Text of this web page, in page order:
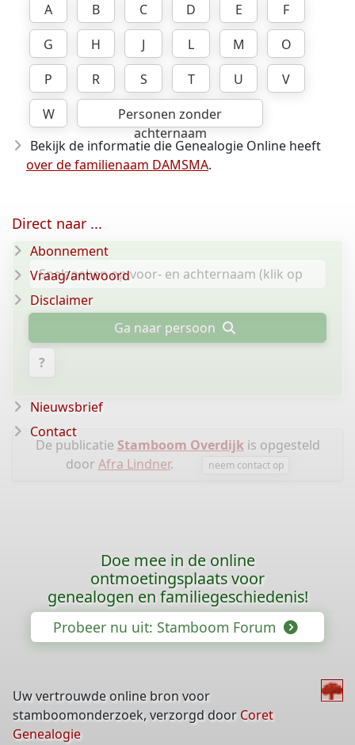
A
B C D E
F
G
H J L M
O
P
R S T U
V
W
Personen zonder
achternaam
Bekijk de informatie die Genealogie Online heeft
over de familienaam DAMSMA.
Ga naar persoon
?
De publicatie Stamboom Overdijkis opgesteld
door Afra Lindner. neem contact op
Direct naar ...
Abonnement
Vraag/antwoord
Disclaimer
Nieuwsbrief
Contact
Doe mee in de online
ontmoetingsplaats voor
genealogen en familiegeschiedenis!
Probeer nu uit: Stamboom Forum
Uw vertrouwde online bron voor
stamboomonderzoek, verzorgd door Coret
Genealogie